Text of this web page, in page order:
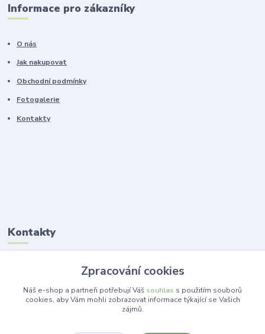
Informace pro zákazníky
O nás
Jak nakupovat
Obchodní podmínky
Fotogalerie
Kontakty
Kontakty
(Po-Pá, 14 -19 hod.)
Zpracování cookies
Náš e-shop a partneři potřebují Váš souhlas s použitím souborů
cookies, aby Vám mohli zobrazovat informace týkající se Vašich
zájmů.